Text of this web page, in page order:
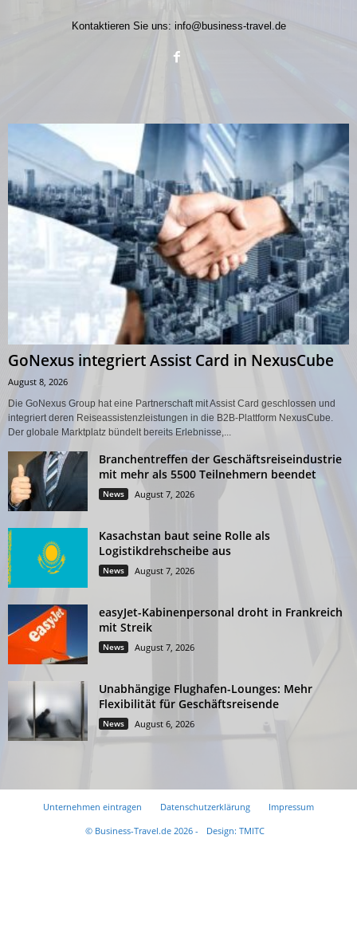
Kontaktieren Sie uns: info@business-travel.de
GoNexus integriert Assist Card in NexusCube
August 8, 2026
Die GoNexus Group hat eine Partnerschaft mit Assist Card geschlossen und
integriert deren Reiseassistenzleistungen in die B2B-Plattform NexusCube.
Der globale Marktplatz bündelt bereits Erlebnisse,...
Branchentreffen der Geschäftsreiseindustrie
mit mehr als 5500 Teilnehmern beendet
News August 7, 2026
Kasachstan baut seine Rolle als
Logistikdrehscheibe aus
News August 7, 2026
easyJet-Kabinenpersonal droht in Frankreich
mit Streik
News August 7, 2026
Unabhängige Flughafen-Lounges: Mehr
Flexibilität für Geschäftsreisende
News August 6, 2026
Unternehmen eintragen Datenschutzerklärung
Impressum
© Business-Travel.de 2026 -
Design: TMITC